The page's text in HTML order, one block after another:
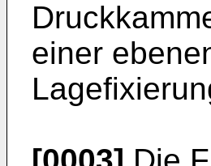
einer